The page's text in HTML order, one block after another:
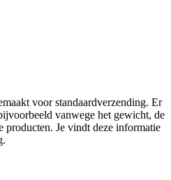
voor standaardverzending. Er
vanwege het gewicht, de
producten. Je vindt deze informatie